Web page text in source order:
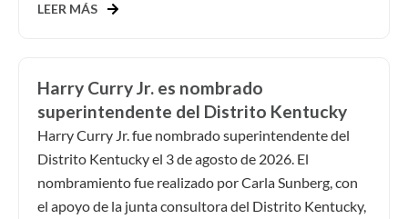
LEER MÁS
Harry Curry Jr. es nombrado
superintendente del Distrito Kentucky
Harry Curry Jr. fue nombrado superintendente del
Distrito Kentucky el 3 de agosto de 2026. El
nombramiento fue realizado por Carla Sunberg, con
el apoyo de la junta consultora del Distrito Kentucky,